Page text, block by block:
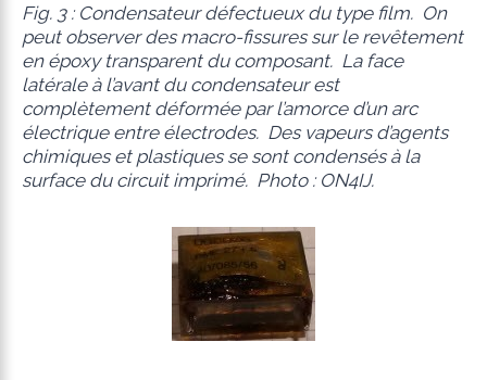
Fig. 3 : Condensateur défectueux du type film. On
peut observer des macro-fissures sur le revêtement
en époxy transparent du composant. La face
latérale à l’avant du condensateur est
complètement déformée par l’amorce d’un arc
électrique entre électrodes. Des vapeurs d’agents
chimiques et plastiques se sont condensés à la
surface du circuit imprimé. Photo : ON4IJ.